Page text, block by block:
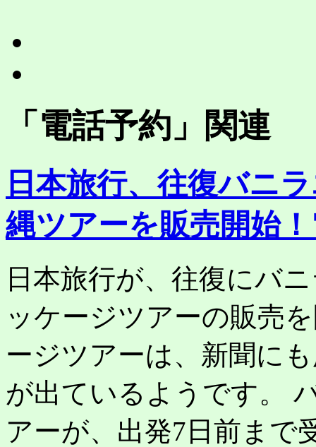
「 電話予約 」関連
日本旅行、往復バニ
縄ツアーを販売開始
日本旅行が、往復にバ
ッケージツアーの販売
ージツアーは、新聞に
が出ているようです。
アーが、出発7日前ま